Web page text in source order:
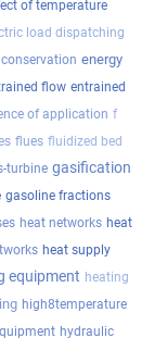
of temperature
load dispatching
energy
flow entrained
of application f
flues fluidized bed
turbine gasification
gasoline fractions
heat networks heat
heat supply
equipment heating
high8temperature
hydraulic